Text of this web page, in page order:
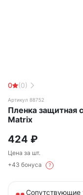
0 (0)
Артикул 88752
Пленка защитная
Matrix
424 ₽
Цена за шт.
+43 бонуса
?
Сопутствующие